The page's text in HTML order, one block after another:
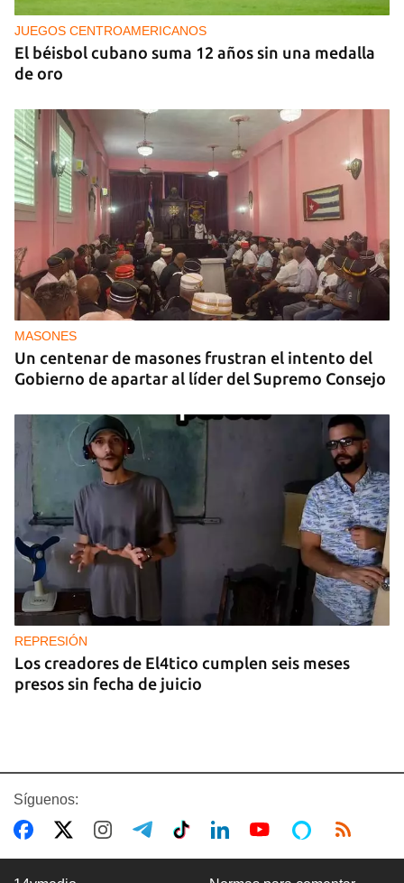
pueblo
JUEGOS CENTROAMERICANOS
El béisbol cubano suma 12 años sin una medalla
de oro
MASONES
Un centenar de masones frustran el intento del
Gobierno de apartar al líder del Supremo Consejo
REPRESIÓN
Los creadores de El4tico cumplen seis meses
presos sin fecha de juicio
Síguenos: